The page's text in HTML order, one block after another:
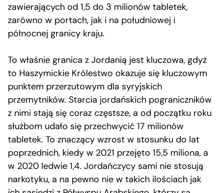
zawierających od 1,5 do 3 milionów tabletek,
zarówno w portach, jak i na południowej i
północnej granicy kraju.
To właśnie granica z Jordanią jest kluczowa, gdyż
to Haszymickie Królestwo okazuje się kluczowym
punktem przerzutowym dla syryjskich
przemytników. Starcia jordańskich pograniczników
z nimi stają się coraz częstsze, a od początku roku
służbom udało się przechwycić 17 milionów
tabletek. To znaczący wzrost w stosunku do lat
poprzednich, kiedy w 2021 przejęto 15,5 miliona, a
w 2020 ledwie 1,4. Jordańczycy sami nie stosują
narkotyku, a na pewno nie w takich ilościach jak